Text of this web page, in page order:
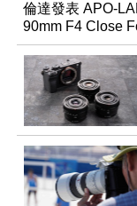
倫達發表 APO-
90mm F4 Close